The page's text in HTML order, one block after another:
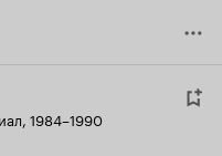
1984–1990